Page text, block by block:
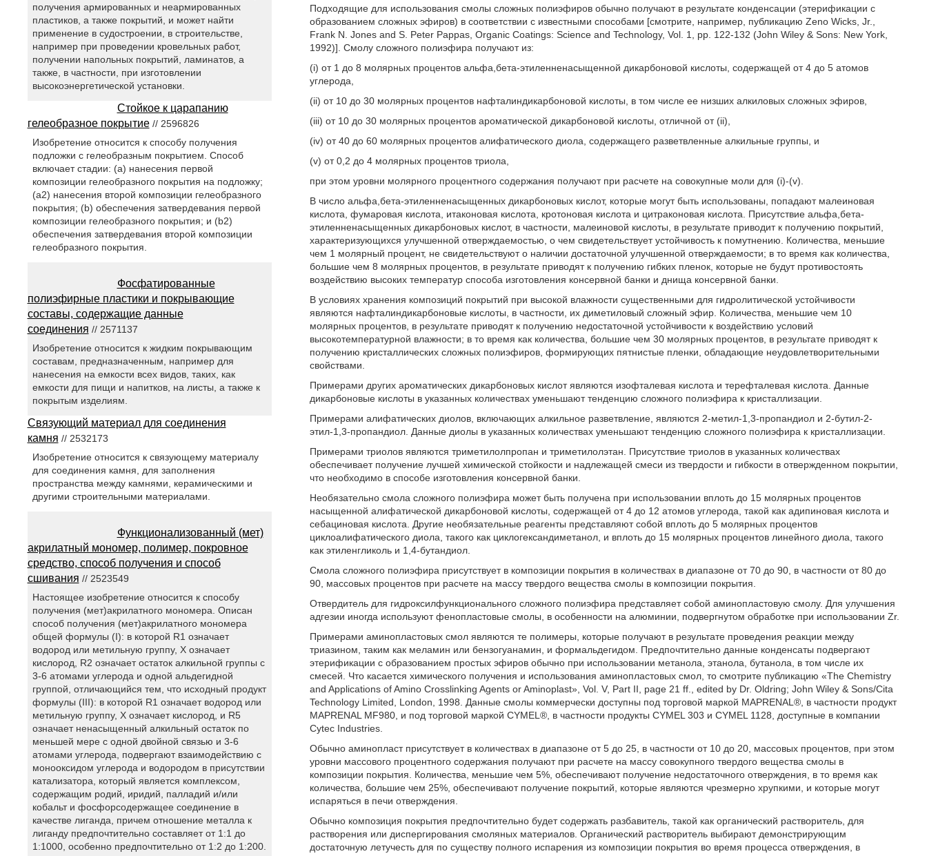
Подходящие для использования смолы сложных полиэфиров обычно получают в результате конденсации (этерификации с
образованием сложных эфиров) в соответствии с известными способами [смотрите, например, публикацию Zeno Wicks, Jr.,
Frank N. Jones and S. Peter Pappas, Organic Coatings: Science and Technology, Vol. 1, pp. 122-132 (John Wiley & Sons: New York,
1992)]. Смолу сложного полиэфира получают из:
(i) от 1 до 8 молярных процентов альфа,бета-этиленненасыщенной дикарбоновой кислоты, содержащей от 4 до 5 атомов
углерода,
(ii) от 10 до 30 молярных процентов нафталиндикарбоновой кислоты, в том числе ее низших алкиловых сложных эфиров,
(iii) от 10 до 30 молярных процентов ароматической дикарбоновой кислоты, отличной от (ii),
(iv) от 40 до 60 молярных процентов алифатического диола, содержащего разветвленные алкильные группы, и
(v) от 0,2 до 4 молярных процентов триола,
при этом уровни молярного процентного содержания получают при расчете на совокупные моли для (i)-(v).
В число альфа,бета-этиленненасыщенных дикарбоновых кислот, которые могут быть использованы, попадают малеиновая
кислота, фумаровая кислота, итаконовая кислота, кротоновая кислота и цитраконовая кислота. Присутствие альфа,бета-
этиленненасыщенных дикарбоновых кислот, в частности, малеиновой кислоты, в результате приводит к получению покрытий,
характеризующихся улучшенной отверждаемостью, о чем свидетельствует устойчивость к помутнению. Количества, меньшие
чем 1 молярный процент, не свидетельствуют о наличии достаточной улучшенной отверждаемости; в то время как количества,
большие чем 8 молярных процентов, в результате приводят к получению гибких пленок, которые не будут противостоять
воздействию высоких температур способа изготовления консервной банки и днища консервной банки.
В условиях хранения композиций покрытий при высокой влажности существенными для гидролитической устойчивости
являются нафталиндикарбоновые кислоты, в частности, их диметиловый сложный эфир. Количества, меньшие чем 10
молярных процентов, в результате приводят к получению недостаточной устойчивости к воздействию условий
высокотемпературной влажности; в то время как количества, большие чем 30 молярных процентов, в результате приводят к
получению кристаллических сложных полиэфиров, формирующих пятнистые пленки, обладающие неудовлетворительными
свойствами.
Примерами других ароматических дикарбоновых кислот являются изофталевая кислота и терефталевая кислота. Данные
дикарбоновые кислоты в указанных количествах уменьшают тенденцию сложного полиэфира к кристаллизации.
Примерами алифатических диолов, включающих алкильное разветвление, являются 2-метил-1,3-пропандиол и 2-бутил-2-
этил-1,3-пропандиол. Данные диолы в указанных количествах уменьшают тенденцию сложного полиэфира к кристаллизации.
Примерами триолов являются триметилолпропан и триметилолэтан. Присутствие триолов в указанных количествах
обеспечивает получение лучшей химической стойкости и надлежащей смеси из твердости и гибкости в отвержденном покрытии,
что необходимо в способе изготовления консервной банки.
Необязательно смола сложного полиэфира может быть получена при использовании вплоть до 15 молярных процентов
насыщенной алифатической дикарбоновой кислоты, содержащей от 4 до 12 атомов углерода, такой как адипиновая кислота и
себациновая кислота. Другие необязательные реагенты представляют собой вплоть до 5 молярных процентов
циклоалифатического диола, такого как циклогександиметанол, и вплоть до 15 молярных процентов линейного диола, такого
как этиленгликоль и 1,4-бутандиол.
Смола сложного полиэфира присутствует в композиции покрытия в количествах в диапазоне от 70 до 90, в частности от 80 до
90, массовых процентов при расчете на массу твердого вещества смолы в композиции покрытия.
Отвердитель для гидроксилфункционального сложного полиэфира представляет собой аминопластовую смолу. Для улучшения
адгезии иногда используют фенопластовые смолы, в особенности на алюминии, подвергнутом обработке при использовании Zr.
Примерами аминопластовых смол являются те полимеры, которые получают в результате проведения реакции между
триазином, таким как меламин или бензогуанамин, и формальдегидом. Предпочтительно данные конденсаты подвергают
этерификации с образованием простых эфиров обычно при использовании метанола, этанола, бутанола, в том числе их
смесей. Что касается химического получения и использования аминопластовых смол, то смотрите публикацию «The Chemistry
and Applications of Amino Crosslinking Agents or Aminoplast», Vol. V, Part II, page 21 ff., edited by Dr. Oldring; John Wiley & Sons/Cita
Technology Limited, London, 1998. Данные смолы коммерчески доступны под торговой маркой MAPRENAL®, в частности продукт
MAPRENAL MF980, и под торговой маркой CYMEL®, в частности продукты CYMEL 303 и CYMEL 1128, доступные в компании
Cytec Industries.
Обычно аминопласт присутствует в количествах в диапазоне от 5 до 25, в частности от 10 до 20, массовых процентов, при этом
уровни массового процентного содержания получают при расчете на массу совокупного твердого вещества смолы в
композиции покрытия. Количества, меньшие чем 5%, обеспечивают получение недостаточного отверждения, в то время как
количества, большие чем 25%, обеспечивают получение покрытий, которые являются чрезмерно хрупкими, и которые могут
испаряться в печи отверждения.
Обычно композиция покрытия предпочтительно будет содержать разбавитель, такой как органический растворитель, для
растворения или диспергирования смоляных материалов. Органический растворитель выбирают демонстрирующим
достаточную летучесть для по существу полного испарения из композиции покрытия во время процесса отверждения, в
получения армированных и неармированных
пластиков, а также покрытий, и может найти
применение в судостроении, в строительстве,
например при проведении кровельных работ,
получении напольных покрытий, ламинатов, а
также, в частности, при изготовлении
высокоэнергетической установки.
Стойкое к царапанию
гелеобразное покрытие// 2596826
Изобретение относится к способу получения
подложки с гелеобразным покрытием. Способ
включает стадии: (a) нанесения первой
композиции гелеобразного покрытия на подложку;
(а2) нанесения второй композиции гелеобразного
покрытия; (b) обеспечения затвердевания первой
композиции гелеобразного покрытия; и (b2)
обеспечения затвердевания второй композиции
гелеобразного покрытия.
Фосфатированные
полиэфирные пластики и покрывающие
составы, содержащие данные
соединения // 2571137
Изобретение относится к жидким покрывающим
составам, предназначенным, например для
нанесения на емкости всех видов, таких, как
емкости для пищи и напитков, на листы, а также к
покрытым изделиям.
Связующий материал для соединения
камня // 2532173
Изобретение относится к связующему материалу
для соединения камня, для заполнения
пространства между камнями, керамическими и
другими строительными материалами.
Функционализованный (мет)
акрилатный мономер, полимер, покровное
средство, способ получения и способ
сшивания // 2523549
Настоящее изобретение относится к способу
получения (мет)акрилатного мономера. Описан
способ получения (мет)акрилатного мономера
общей формулы (I): в которой R1 означает
водород или метильную группу, X означает
кислород, R2 означает остаток алкильной группы с
3-6 атомами углерода и одной альдегидной
группой, отличающийся тем, что исходный продукт
формулы (III): в которой R1 означает водород или
метильную группу, X означает кислород, и R5
означает ненасыщенный алкильный остаток по
меньшей мере с одной двойной связью и 3-6
атомами углерода, подвергают взаимодействию с
монооксидом углерода и водородом в присутствии
катализатора, который является комплексом,
содержащим родий, иридий, палладий и/или
кобальт и фосфорсодержащее соединение в
качестве лиганда, причем отношение металла к
лиганду предпочтительно составляет от 1:1 до
1:1000, особенно предпочтительно от 1:2 до 1:200.